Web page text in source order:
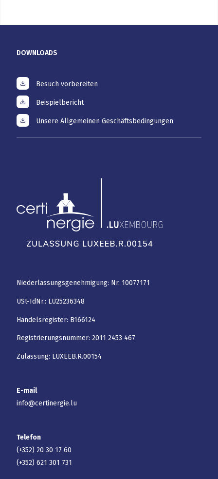
DOWNLOADS
Besuch vorbereiten
Beispielbericht
Unsere Allgemeinen Geschäftsbedingungen
Niederlassungsgenehmigung: Nr. 10077171
USt-IdNr.: LU25236348
Handelsregister: B166124
Registrierungsnummer: 2011 2453 467
Zulassung: LUXEEB.R.00154
E-mail
info@certinergie.lu
Telefon
(+352) 20 30 17 60
(+352) 621 301 731